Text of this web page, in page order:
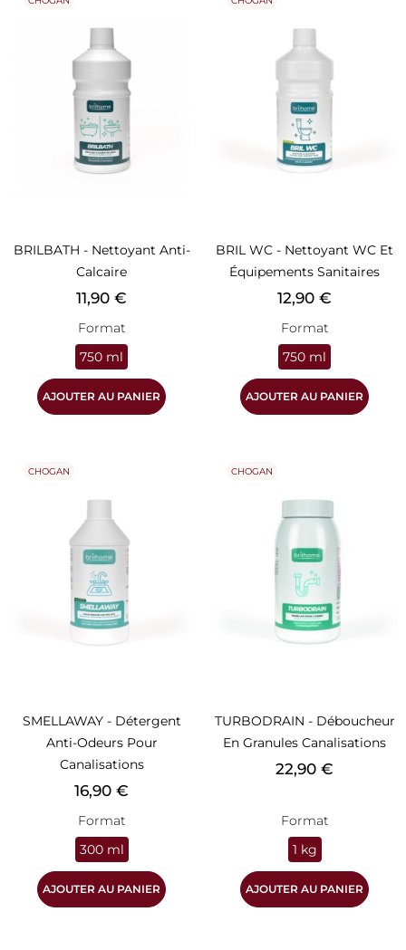
BRILBATH - Nettoyant Anti-
Calcaire
Prix
11,90 €
Format
750 ml
AJOUTER AU PANIER
BRIL WC - Nettoyant WC Et
Équipements Sanitaires
Prix
12,90 €
Format
750 ml
AJOUTER AU PANIER
SMELLAWAY - Détergent
Anti-Odeurs Pour
Canalisations
Prix
16,90 €
Format
300 ml
AJOUTER AU PANIER
CHOGAN
TURBODRAIN - Déboucheur
En Granules Canalisations
Prix
22,90 €
Format
1 kg
AJOUTER AU PANIER
CHOGAN